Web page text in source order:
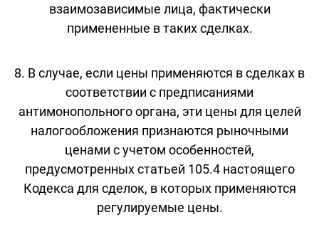
взаимозависимые лица, фактически
примененные в таких сделках.
8. В случае, если цены применяются в сделках в
соответствии с предписаниями
антимонопольного органа, эти цены для целей
налогообложения признаются рыночными
ценами с учетом особенностей,
предусмотренных статьей 105.4 настоящего
Кодекса для сделок, в которых применяются
регулируемые цены.